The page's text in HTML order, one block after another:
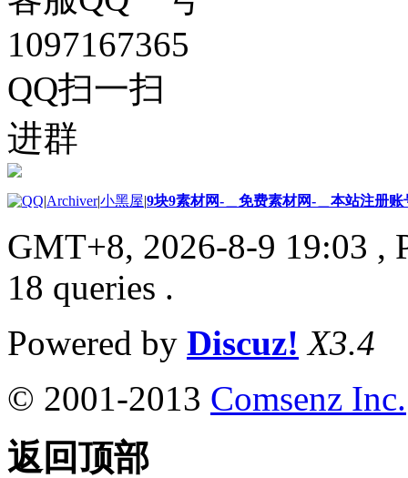
1097167365
QQ扫一扫
进群
|Archiver|小黑屋|9块9素材网-＿免费素材网-＿本站注册账
GMT+8, 2026-8-9 19:03 ,
18 queries .
Powered by Discuz! X3.4
© 2001-2013 Comsenz Inc.
返回顶部